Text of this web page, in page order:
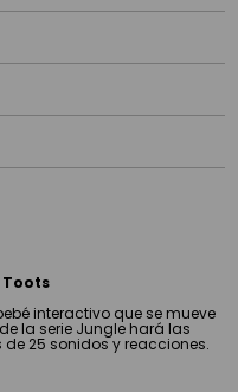
Toots
interactivo que se mueve
la serie Jungle hará las
25 sonidos y reacciones.